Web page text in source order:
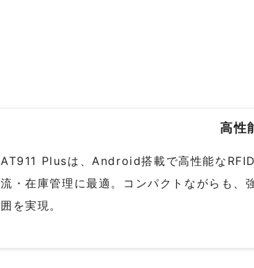
高性
AT911 Plusは、Android搭載で高性能な
流・在庫管理に最適。コンパクトながらも
囲を実現。